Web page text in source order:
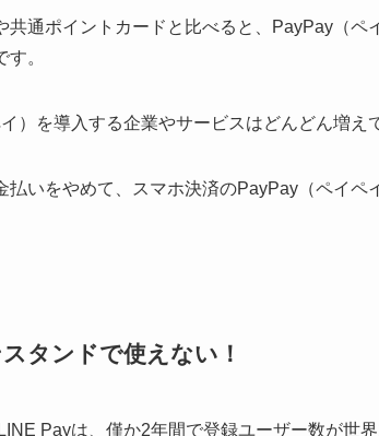
共通ポイントカードと比べると、PayPay（
。
）を導入する企業やサービスはどんどん増え
いをやめて、スマホ決済のPayPay（ペイペ
タンドで使えない！
Payは、僅か2年間で登録ユーザー数が世